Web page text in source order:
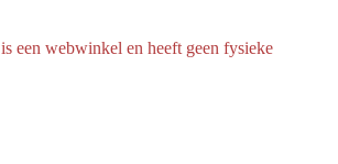
is een webwinkel en heeft geen fysieke